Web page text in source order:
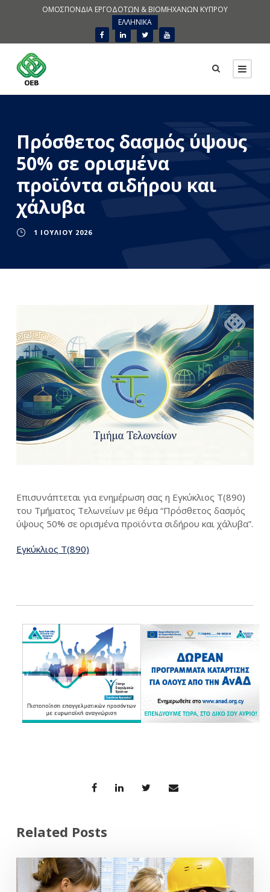
ΟΜΟΣΠΟΝΔΙΑ ΕΡΓΟΔΟΤΩΝ & ΒΙΟΜΗΧΑΝΩΝ ΚΥΠΡΟΥ
ΕΛΛΗΝΙΚΑ
Πρόσθετος δασμός ύψους
50% σε ορισμένα
προϊόντα σιδήρου και
χάλυβα
1 ΙΟΥΛΊΟΥ 2026
Επισυνάπτεται για ενημέρωση σας η Εγκύκλιος Τ(890)
του Τμήματος Τελωνείων με θέμα “Πρόσθετος δασμός
ύψους 50% σε ορισμένα προϊόντα σιδήρου και χάλυβα”.
Εγκύκλιος T(890)
Related Posts